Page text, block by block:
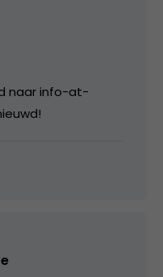
naar info-at-